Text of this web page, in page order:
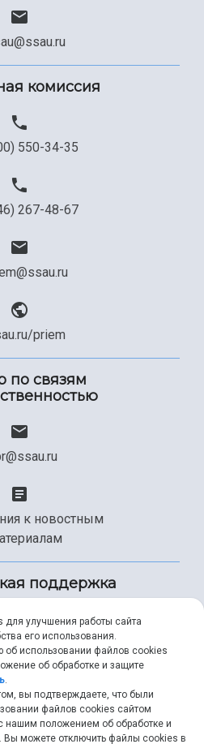
комиссия
550-34-35
267-48-67
priem
по связям
к новостным
поддержка
267-49-99
улучшения работы сайта
его использования.
использовании файлов cookies
об обработке и защите
.
вы подтверждаете, что были
файлов cookies сайтом
нашим положением об обработке и
Вы можете отключить файлы cookies в